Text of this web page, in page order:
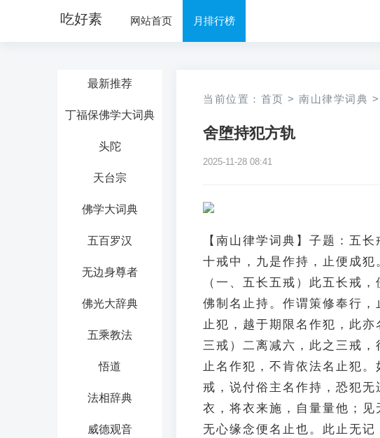
吃好素 网站首页 月排行榜
最新推荐
丁福保佛学大词典
头陀
天台宗
佛学大词典
五百罗汉
无边身尊者
佛光大辞典
五乘教法
悟道
法相辞典
威德观音
当前位置： 首页 > 南山律学词典 >
舍堕持犯方轨
2025-11-28 08:41
【南山律学词典】子题：五
十戒中，九是作持，止便成犯
（一、五长五戒）此五长戒
佛制名止持。作谓策修奉行
止犯，越于期限名作犯，此
三戒）二离减六，此之三戒
止名作犯，不肯依法名止犯
戒，说付俗主名作持，恐犯
衣，将衣来施，自量量他；
无心缘念便名止也。此止无